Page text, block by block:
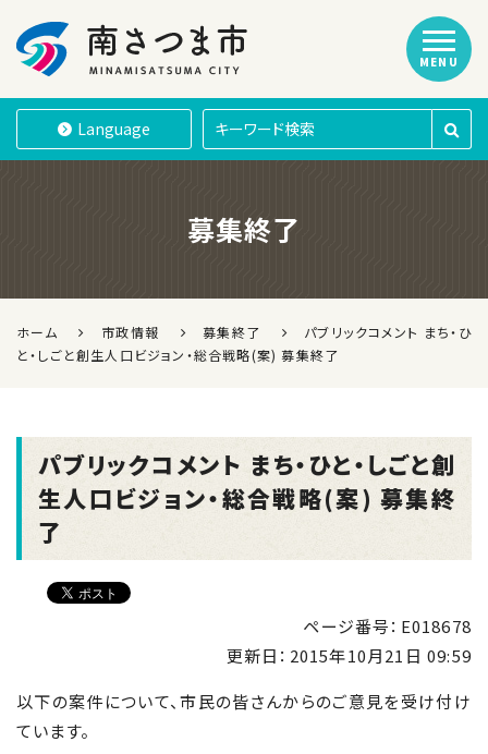
南さつま市
Language
MENU
募集終了
ホーム 市政情報 募集終了
パブリックコメント まち・ひ
と・しごと創生人口ビジョン・総合戦略(案) 募集終了
パブリックコメント まち・ひと・しごと創
生人口ビジョン・総合戦略(案) 募集終
了
ページ番号：E018678
更新日： 2015年10月21日 09:59
以下の案件について、市民の皆さんからのご意見を受け付け
ています。